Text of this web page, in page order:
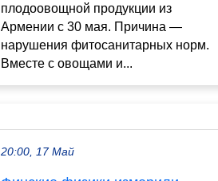
плодоовощной продукции из
Армении с 30 мая. Причина —
нарушения фитосанитарных норм.
Вместе с овощами и...
20:00, 17 Май